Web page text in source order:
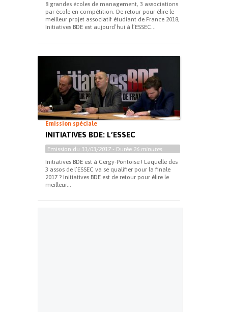
8 grandes écoles de management, 3 associations
par école en compétition. De retour pour élire le
meilleur projet associatif étudiant de France 2018,
Initiatives BDE est aujourd’hui à l’ESSEC...
Emission spéciale
INITIATIVES BDE: L’ESSEC
Emission du 31/03/2017 - Durée 26 minutes
Initiatives BDE est à Cergy-Pontoise ! Laquelle des
3 assos de l’ESSEC va se qualifier pour la finale
2017 ? Initiatives BDE est de retour pour élire le
meilleur...